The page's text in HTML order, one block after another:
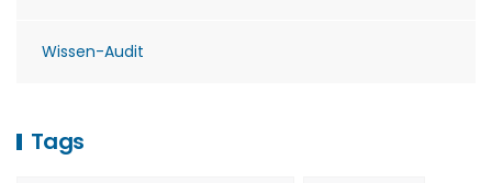
Wissen-Audit
Tags